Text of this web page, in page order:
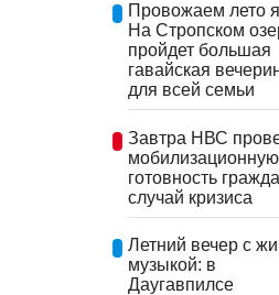
Провожаем лето
На Стропском
пройдет большая
гавайская
для всей семьи
Завтра НВС
мобилизационную
готовность
случай кризиса
Летний вечер с
музыкой: в
Даугавпилсе